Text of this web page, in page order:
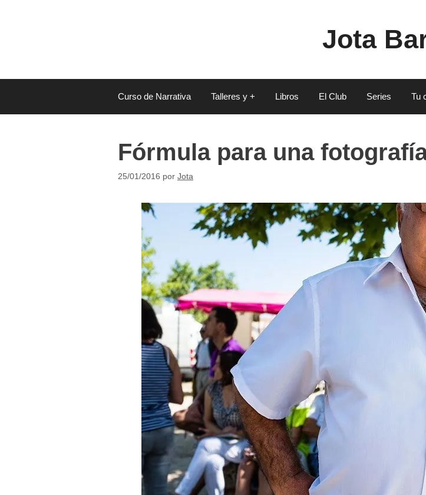
Jota
Curso de Narrativa Talleres y + Libros El Club Series Tu
Fórmula para una
25/01/2016 por Jota